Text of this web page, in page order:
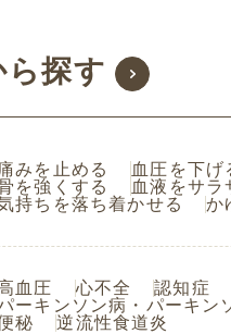
ら探す
みを止める 血圧を下げ
を強くする
血液をサラ
持ちを落ち着かせる
か
血圧 心不全 認知症
ーキンソン病・パーキン
秘
逆流性食道炎